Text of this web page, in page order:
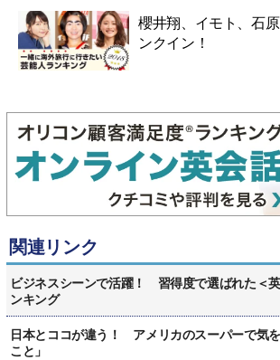
櫻井翔、イモト、石
ンクイン！
関連リンク
ビジネスシーンで活躍！ 習得度で選ばれた＜
ンキング
日本とココが違う！ アメリカのスーパーで気
こと」